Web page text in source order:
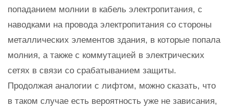
попаданием молнии в кабель электропитания, с
наводками на провода электропитания со стороны
металлических элементов здания, в которые попала
молния, а также с коммутацией в электрических
сетях в связи со срабатыванием защиты.
Продолжая аналогии с лифтом, можно сказать, что
в таком случае есть вероятность уже не зависания,